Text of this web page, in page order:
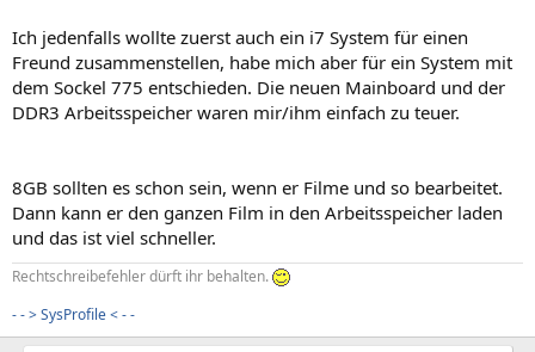
Ich jedenfalls wollte zuerst auch ein i7 System für einen
Freund zusammenstellen, habe mich aber für ein System mit
dem Sockel 775 entschieden. Die neuen Mainboard und der
DDR3 Arbeitsspeicher waren mir/ihm einfach zu teuer.
8GB sollten es schon sein, wenn er Filme und so bearbeitet.
Dann kann er den ganzen Film in den Arbeitsspeicher laden
und das ist viel schneller.
Rechtschreibefehler dürft ihr behalten.
- - > SysProfile < - -